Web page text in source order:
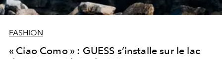
FASHION
« Ciao Como » : GUESS s’installe sur le lac